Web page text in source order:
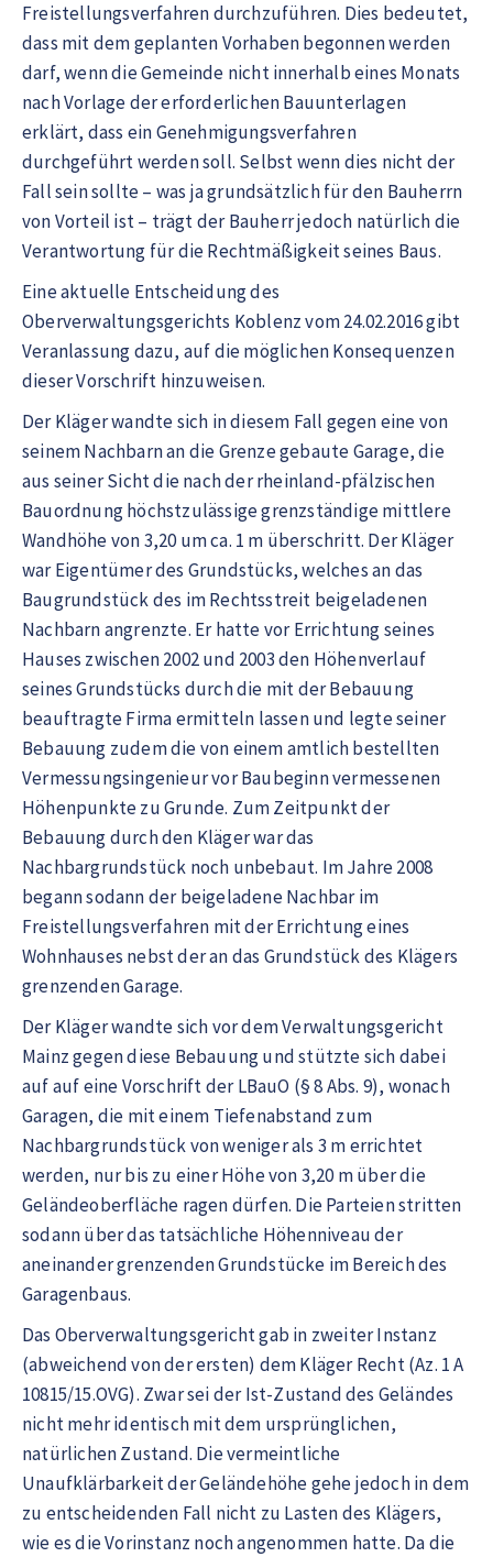
Freistellungsverfahren durchzuführen. Dies bedeutet,
dass mit dem geplanten Vorhaben begonnen werden
darf, wenn die Gemeinde nicht innerhalb eines Monats
nach Vorlage der erforderlichen Bauunterlagen
erklärt, dass ein Genehmigungsverfahren
durchgeführt werden soll. Selbst wenn dies nicht der
Fall sein sollte – was ja grundsätzlich für den Bauherrn
von Vorteil ist – trägt der Bauherr jedoch natürlich die
Verantwortung für die Rechtmäßigkeit seines Baus.
Eine aktuelle Entscheidung des
Oberverwaltungsgerichts Koblenz vom 24.02.2016 gibt
Veranlassung dazu, auf die möglichen Konsequenzen
dieser Vorschrift hinzuweisen.
Der Kläger wandte sich in diesem Fall gegen eine von
seinem Nachbarn an die Grenze gebaute Garage, die
aus seiner Sicht die nach der rheinland-pfälzischen
Bauordnung höchstzulässige grenzständige mittlere
Wandhöhe von 3,20 um ca. 1 m überschritt. Der Kläger
war Eigentümer des Grundstücks, welches an das
Baugrundstück des im Rechtsstreit beigeladenen
Nachbarn angrenzte. Er hatte vor Errichtung seines
Hauses zwischen 2002 und 2003 den Höhenverlauf
seines Grundstücks durch die mit der Bebauung
beauftragte Firma ermitteln lassen und legte seiner
Bebauung zudem die von einem amtlich bestellten
Vermessungsingenieur vor Baubeginn vermessenen
Höhenpunkte zu Grunde. Zum Zeitpunkt der
Bebauung durch den Kläger war das
Nachbargrundstück noch unbebaut. Im Jahre 2008
begann sodann der beigeladene Nachbar im
Freistellungsverfahren mit der Errichtung eines
Wohnhauses nebst der an das Grundstück des Klägers
grenzenden Garage.
Der Kläger wandte sich vor dem Verwaltungsgericht
Mainz gegen diese Bebauung und stützte sich dabei
auf auf eine Vorschrift der LBauO (§ 8 Abs. 9), wonach
Garagen, die mit einem Tiefenabstand zum
Nachbargrundstück von weniger als 3 m errichtet
werden, nur bis zu einer Höhe von 3,20 m über die
Geländeoberfläche ragen dürfen. Die Parteien stritten
sodann über das tatsächliche Höhenniveau der
aneinander grenzenden Grundstücke im Bereich des
Garagenbaus.
Das Oberverwaltungsgericht gab in zweiter Instanz
(abweichend von der ersten) dem Kläger Recht (Az. 1 A
10815/15.OVG). Zwar sei der Ist-Zustand des Geländes
nicht mehr identisch mit dem ursprünglichen,
natürlichen Zustand. Die vermeintliche
Unaufklärbarkeit der Geländehöhe gehe jedoch in dem
zu entscheidenden Fall nicht zu Lasten des Klägers,
wie es die Vorinstanz noch angenommen hatte. Da die